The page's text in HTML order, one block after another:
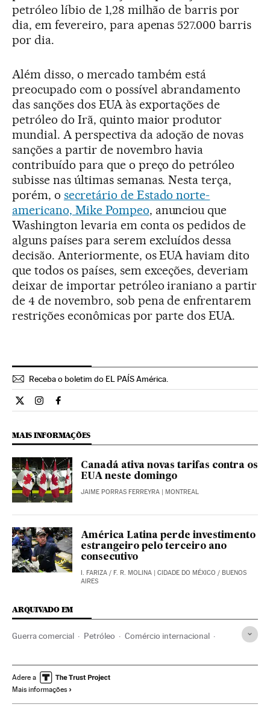
petróleo líbio de 1,28 milhão de barris por
dia, em fevereiro, para apenas 527.000 barris
por dia.
Além disso, o mercado também está
preocupado com o possível abrandamento
das sanções dos EUA às exportações de
petróleo do Irã, quinto maior produtor
mundial. A perspectiva da adoção de novas
sanções a partir de novembro havia
contribuído para que o preço do petróleo
subisse nas últimas semanas. Nesta terça,
porém, o secretário de Estado norte-
americano, Mike Pompeo, anunciou que
Washington levaria em conta os pedidos de
alguns países para serem excluídos dessa
decisão. Anteriormente, os EUA haviam dito
que todos os países, sem exceções, deveriam
deixar de importar petróleo iraniano a partir
de 4 de novembro, sob pena de enfrentarem
restrições econômicas por parte dos EUA.
Receba o boletim do EL PAÍS América.
Economia El País Brasil en Twitter
Economia El País Brasil en Instagram
Economia El País Brasil en Facebook
MAIS INFORMAÇÕES
Canadá ativa novas tarifas contra os
EUA neste domingo
JAIME PORRAS FERREYRA | MONTREAL
América Latina perde investimento
estrangeiro pelo terceiro ano
consecutivo
I. FARIZA / F. R. MOLINA | CIDADE DO MÉXICO / BUENOS
AIRES
ARQUIVADO EM
Guerra comercial Petróleo Comércio internacional
Energia não renovável Comércio
Adere a
Mais informações